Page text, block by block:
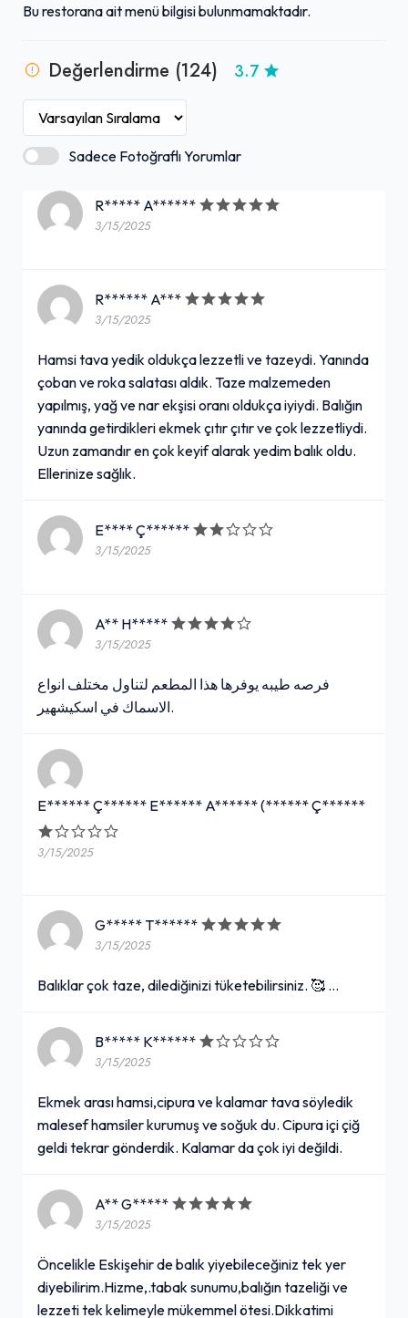
balık keyfini erişilebilir kılmaktadır.
Bu restorana ait menü bilgisi bulunmamaktadır.
Değerlendirme (124) 3.7
Sadece Fotoğraflı Yorumlar
R***** A******
3/15/2025
R****** A***
3/15/2025
Hamsi tava yedik oldukça lezzetli ve tazeydi. Yanında
çoban ve roka salatası aldık. Taze malzemeden
yapılmış, yağ ve nar ekşisi oranı oldukça iyiydi. Balığın
yanında getirdikleri ekmek çıtır çıtır ve çok lezzetliydi.
Uzun zamandır en çok keyif alarak yedim balık oldu.
Ellerinize sağlık.
E**** Ç******
3/15/2025
A** H*****
3/15/2025
فرصه طيبه يوفرها هذا المطعم لتناول مختلف انواع
الاسماك في اسكيشهير.
E****** Ç****** E****** A****** (****** Ç******
3/15/2025
G***** T******
3/15/2025
Balıklar çok taze, dilediğinizi tüketebilirsiniz. 🥰 …
B***** K******
3/15/2025
Ekmek arası hamsi,cipura ve kalamar tava söyledik
malesef hamsiler kurumuş ve soğuk du. Cipura içi çiğ
geldi tekrar gönderdik. Kalamar da çok iyi değildi.
A** G*****
3/15/2025
Öncelikle Eskişehir de balık yiyebileceğiniz tek yer
diyebilirim.Hizme,.tabak sunumu,balığın tazeliği ve
lezzeti tek kelimeyle mükemmel ötesi.Dikkatimi